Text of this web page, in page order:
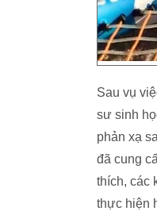
Sau vụ
sư sinh
phản xạ
đã cung
thích, các
thực hiện